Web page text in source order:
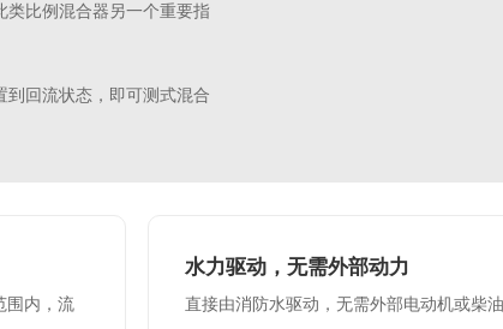
类比例混合器另一个重要指
到回流状态，即可测式混合
围内，流
水力驱动，无需外部动力
直接由消防水驱动，无需外部电动机或柴